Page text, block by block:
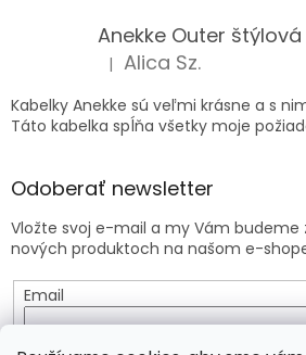
Anekke Outer
Hodnotenie produktu je 5 z
| Alica Sz.
Kabelky Anekke sú veľmi krásne a s
Táto kabelka spĺňa všetky moje
Odoberať newsletter
Vložte svoj e-mail a my Vám
nových produktoch na našom e-
Email